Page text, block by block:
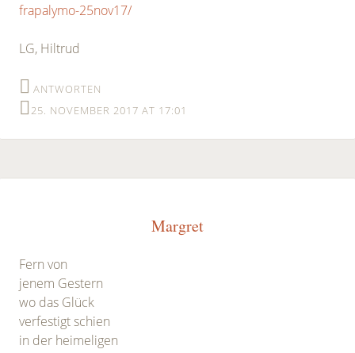
frapalymo-25nov17/
LG, Hiltrud
ANTWORTEN
25. NOVEMBER 2017 AT 17:01
Margret
Fern von
jenem Gestern
wo das Glück
verfestigt schien
in der heimeligen